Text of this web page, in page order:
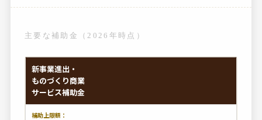
主要な補助金（2026年時点）
新事業進出・
ものづくり商業
サービス補助金